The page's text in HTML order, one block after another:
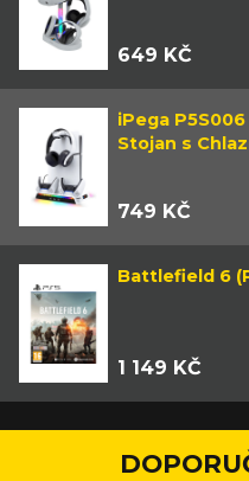
649 KČ
iPega
Stojan s
749 KČ
Battlefield 6
1 149 KČ